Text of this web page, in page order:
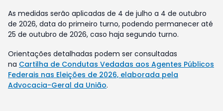
As medidas serão aplicadas de 4 de julho a 4 de outubro
de 2026, data do primeiro turno, podendo permanecer até
25 de outubro de 2026, caso haja segundo turno.
Orientações detalhadas podem ser consultadas
na Cartilha de Condutas Vedadas aos Agentes Públicos
Federais nas Eleições de 2026, elaborada pela
Advocacia-Geral da União.